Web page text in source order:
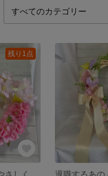
残り1点